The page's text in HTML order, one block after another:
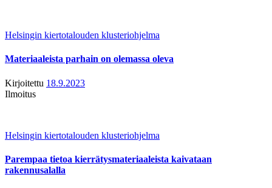
Helsingin kiertotalouden klusteriohjelma
Materiaaleista parhain on olemassa oleva
Kirjoitettu 18.9.2023
Ilmoitus
Helsingin kiertotalouden klusteriohjelma
Parempaa tietoa kierrätysmateriaaleista kaivataan
rakennusalalla